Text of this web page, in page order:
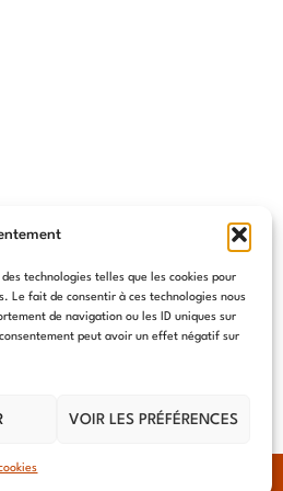
technologies telles que les cookies pour
Le fait de consentir à ces technologies nous
de navigation ou les ID uniques sur
peut avoir un effet négatif sur
VOIR LES PRÉFÉRENCES